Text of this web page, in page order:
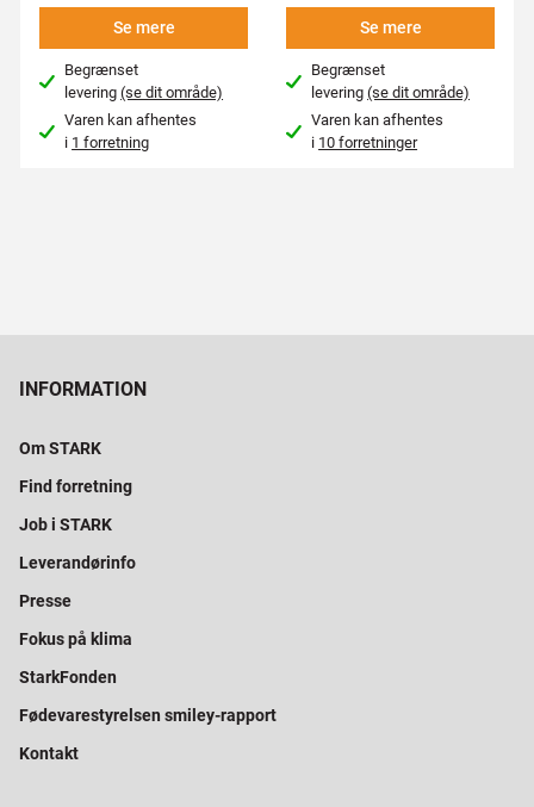
Se mere
Begrænset
levering(se dit område)
Varen kan afhentes
i 1 forretning
Se mere
Begrænset
levering(se dit område)
Varen kan afhentes
i 10 forretninger
INFORMATION
Om STARK
Find forretning
Job i STARK
Leverandørinfo
Presse
Fokus på klima
StarkFonden
Fødevarestyrelsen smiley-rapport
Kontakt